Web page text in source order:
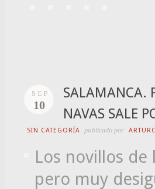
SEP
10
SALAMANCA.
NAVAS SALE
SIN CATEGORÍA publicado por
Los novillos
pero muy